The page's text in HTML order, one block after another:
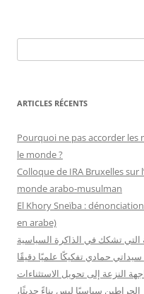
e
h
r
c
h
r
ARTICLES RÉCENTS
Pourquoi ne pas accorder les
le monde ?
Colloque de IRA Bruxelles sur
monde arabo-musulman
El Khory Sneïba :
en arabe)
تشكك في الذاكرة السياسية
حمادي تفكيكًا علميًا دقيقًا
النزعة إلى تحويل الاستثناءات
الحراطين سياسيًا ليس بناءً حديثًا،